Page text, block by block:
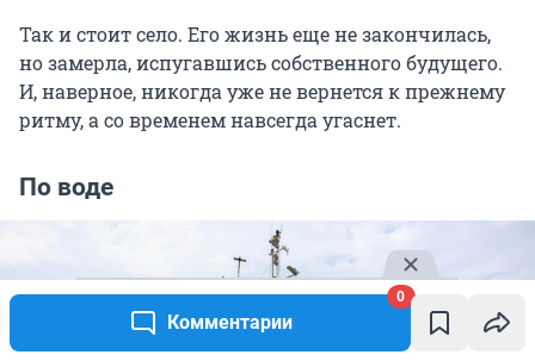
Комментарии
0
Так и стоит село. Его жизнь еще не закончилась,
но замерла, испугавшись собственного будущего.
И, наверное, никогда уже не вернется к прежнему
ритму, а со временем навсегда угаснет.
По воде